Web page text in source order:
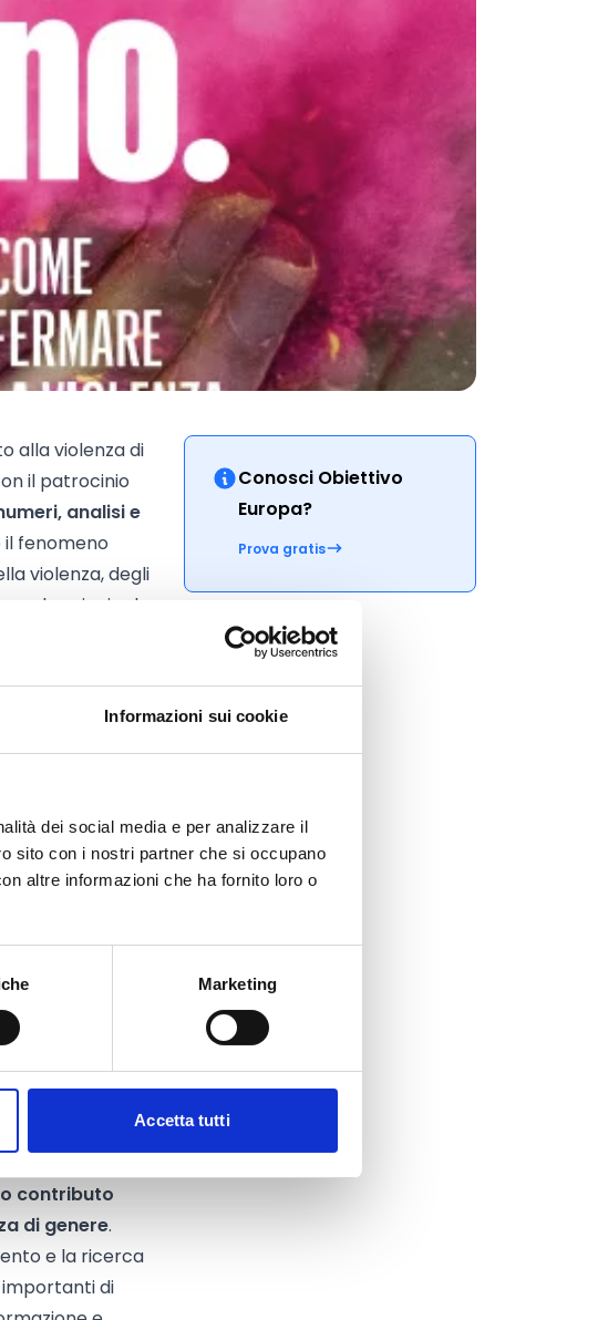
Informazioni sui cookie
dei social media e per analizzare il
sito con i nostri partner che si occupano
altre informazioni che ha fornito loro o
Marketing
Accetta tutti
alla violenza di
il patrocinio
analisi e
il fenomeno
violenza, degli
principale
di Pil o
ad una
vittime e tocca
di
e prevenzione.
agile e
chiarezza,
uomini - per
le criticità
gli
“hanno detto
contributo
di genere.
e la ricerca
importanti di
Conosci Obiettivo
Europa?
Prova gratis